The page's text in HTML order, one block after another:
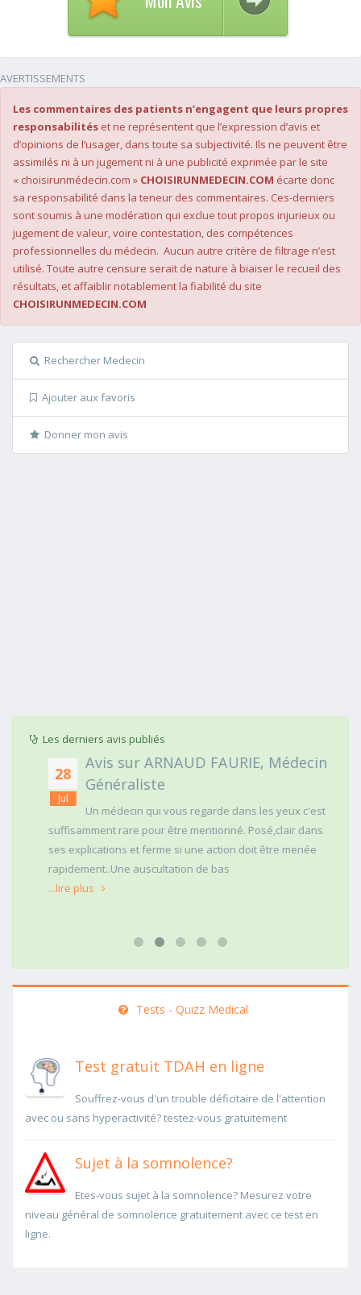
AVERTISSEMENTS
Les commentaires des patients n’engagent que leurs propres
responsabilités et ne représentent que l’expression d’avis et
d’opinions de l’usager, dans toute sa subjectivité. Ils ne peuvent être
assimilés ni à un jugement ni à une publicité exprimée par le site
« choisirunmédecin.com » CHOISIRUNMEDECIN.COM écarte donc
sa responsabilité dans la teneur des commentaires. Ces-derniers
sont soumis à une modération qui exclue tout propos injurieux ou
jugement de valeur, voire contestation, des compétences
professionnelles du médecin. Aucun autre critère de filtrage n’est
utilisé. Toute autre censure serait de nature à biaiser le recueil des
résultats, et affaiblir notablement la fiabilité du site
CHOISIRUNMEDECIN.COM
Rechercher Medecin
Ajouter aux favoris
Donner mon avis
Les derniers avis publiés
28
Jul
Avis sur ARNAUD FAURIE, Médecin
Généraliste
Un médecin qui vous regarde dans les yeux c'est
suffisamment rare pour être mentionné. Posé,clair dans
ses explications et ferme si une action doit être menée
rapidement..Une auscultation de bas
...lire plus
Tests - Quizz Medical
Test gratuit TDAH en ligne
Souffrez-vous d'un trouble déficitaire de l'attention
avec ou sans hyperactivité? testez-vous gratuitement
Sujet à la somnolence?
Etes-vous sujet à la somnolence? Mesurez votre
niveau général de somnolence gratuitement avec ce test en
ligne.